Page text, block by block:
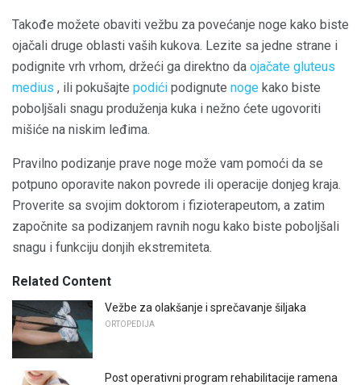
Takođe možete obaviti vežbu za povećanje noge kako biste
ojačali druge oblasti vaših kukova. Lezite sa jedne strane i
podignite vrh vrhom, držeći ga direktno da ojačate gluteus
medius , ili pokušajte podići podignute noge kako biste
poboljšali snagu produženja kuka i nežno ćete ugovoriti
mišiće na niskim leđima.
Pravilno podizanje prave noge može vam pomoći da se
potpuno oporavite nakon povrede ili operacije donjeg kraja.
Proverite sa svojim doktorom i fizioterapeutom, a zatim
započnite sa podizanjem ravnih nogu kako biste poboljšali
snagu i funkciju donjih ekstremiteta.
Related Content
Vežbe za olakšanje i sprečavanje šiljaka
ORTOPEDIJA
Post operativni program rehabilitacije ramena